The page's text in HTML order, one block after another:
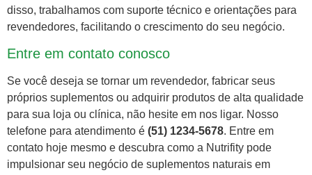
disso, trabalhamos com suporte técnico e orientações para
revendedores, facilitando o crescimento do seu negócio.
Entre em contato conosco
Se você deseja se tornar um revendedor, fabricar seus
próprios suplementos ou adquirir produtos de alta qualidade
para sua loja ou clínica, não hesite em nos ligar. Nosso
telefone para atendimento é (51) 1234-5678. Entre em
contato hoje mesmo e descubra como a Nutrifity pode
impulsionar seu negócio de suplementos naturais em